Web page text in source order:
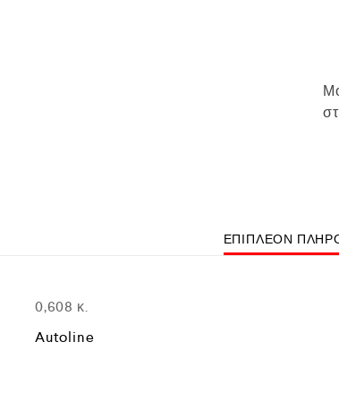
ΕΠΙΠΛΈΟΝ
0,608 κ.
Autoline